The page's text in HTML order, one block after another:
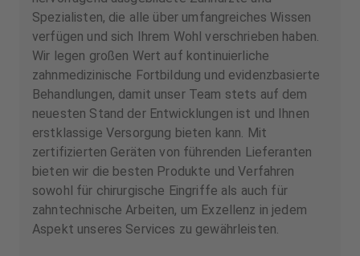
Spezialisten, die alle über umfangreiches Wissen
verfügen und sich Ihrem Wohl verschrieben haben.
Wir legen großen Wert auf kontinuierliche
zahnmedizinische Fortbildung und evidenzbasierte
Behandlungen, damit unser Team stets auf dem
neuesten Stand der Entwicklungen ist und Ihnen
erstklassige Versorgung bieten kann. Mit
zertifizierten Geräten von führenden Lieferanten
bieten wir die besten Produkte und Verfahren
sowohl für chirurgische Eingriffe als auch für
zahntechnische Arbeiten, um Exzellenz in jedem
Aspekt unseres Services zu gewährleisten.